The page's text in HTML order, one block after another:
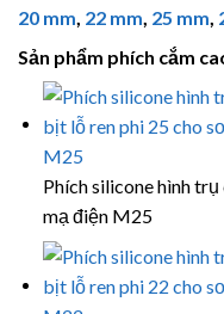
20 mm 22 mm 25 mm
Sản phẩm phích cắm
Phích silicone hình
mạ điện M25